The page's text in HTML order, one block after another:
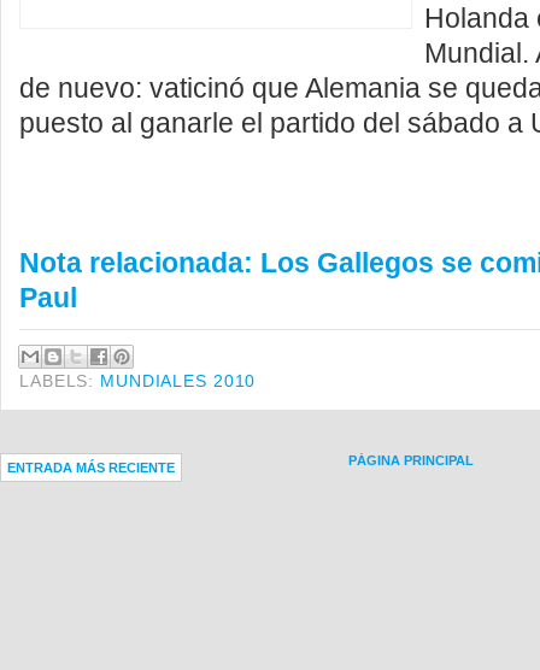
Holanda
Mundial.
de nuevo: vaticinó que Alemania se
puesto al ganarle el partido del sábado a
Nota relacionada: Los Gallegos se
Paul
LABELS: MUNDIALES 2010
ENTRADA MÁS RECIENTE PÁGINA PRINCIPAL